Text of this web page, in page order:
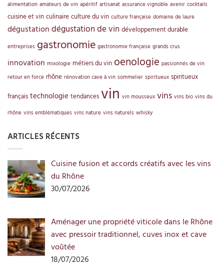
alimentation amateurs de vin apéritif artisanat assurance vignoble avenir cocktails
cuisine et vin culinaire culture du vin culture française domaine de laure
dégustation dégustation de vin développement durable
entreprises gastronomie gastronomie française grands crus
innovation mixologie métiers du vin oenologie passionnés de vin
retour en force rhône rénovation cave à vin sommelier spiritueux spiritueux
français technologie tendances vin vin mousseux vins vins bio vins du
rhône vins emblématiques vins nature vins naturels whisky
ARTICLES RÉCENTS
Cuisine fusion et accords créatifs avec les vins
du Rhône
30/07/2026
Aménager une propriété viticole dans le Rhône
avec pressoir traditionnel, cuves inox et cave
voûtée
18/07/2026